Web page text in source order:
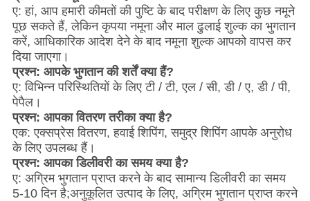
ए: हां, आप हमारी कीमतों की पुष्टि के बाद परीक्षण के लिए कुछ नमूने
पूछ सकते हैं, लेकिन कृपया नमूना और माल ढुलाई शुल्क का भुगतान
करें, आधिकारिक आदेश देने के बाद नमूना शुल्क आपको वापस कर
दिया जाएगा।
प्रश्न: आपके भुगतान की शर्तें क्या हैं?
ए: विभिन्न परिस्थितियों के लिए टी / टी, एल / सी, डी / ए, डी / पी,
पेपैल।
प्रश्न: आपका वितरण तरीका क्या है?
एक: एक्सप्रेस वितरण, हवाई शिपिंग, समुद्र शिपिंग आपके अनुरोध
के लिए उपलब्ध हैं।
प्रश्न: आपका डिलीवरी का समय क्या है?
ए: अग्रिम भुगतान प्राप्त करने के बाद सामान्य डिलीवरी का समय
5-10 दिन है;अनुकूलित उत्पाद के लिए, अग्रिम भुगतान प्राप्त करने